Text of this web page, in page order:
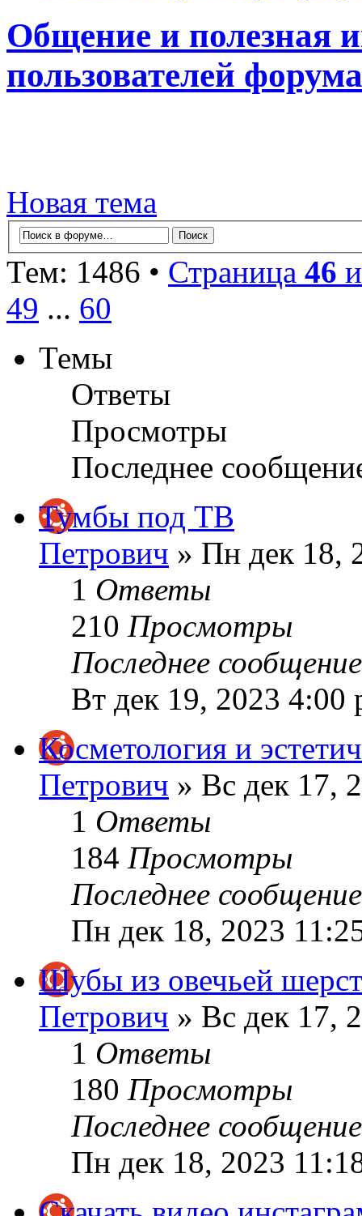
Общение и полезная
пользователей форума
Новая тема
Тем: 1486 • Страница 46
49 ... 60
Темы
Ответы
Просмотры
Последнее
Тумбы под ТВ
Петрович » Пн дек 18,
1 Ответы
210 Просмотры
Последнее
Вт дек 19, 2023 4:00
Косметология и
Петрович » Вс дек 17,
1 Ответы
184 Просмотры
Последнее
Пн дек 18, 2023
Шубы из овечьей
Петрович » Вс дек 17,
1 Ответы
180 Просмотры
Последнее
Пн дек 18, 2023